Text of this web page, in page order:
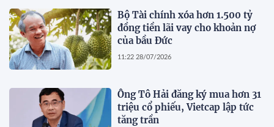
Bộ Tài chính xóa hơn 1.500 tỷ
đồng tiền lãi vay cho khoản nợ
của bầu Đức
11:22 28/07/2026
Ông Tô Hải đăng ký mua hơn 31
triệu cổ phiếu, Vietcap lập tức
tăng trần